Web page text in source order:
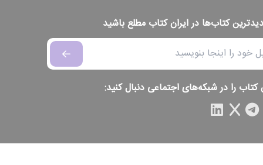
کتاب‌ها در ایران کتاب مطلع باشید
کتاب را در شبکه‌های اجتماعی دنبال کنید: